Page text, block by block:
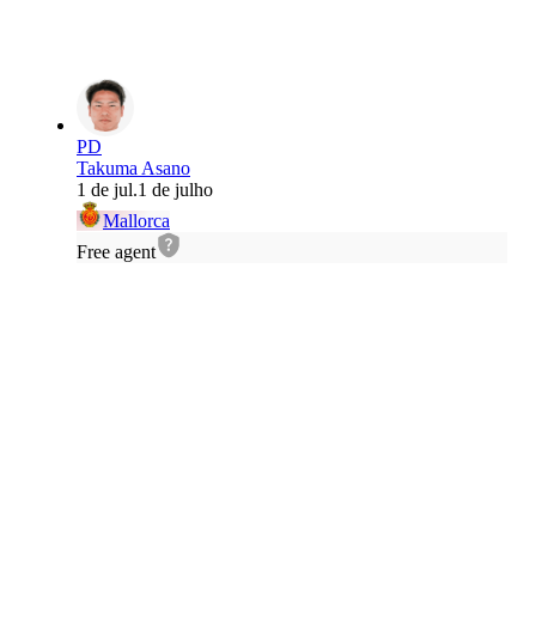
PD
Takuma Asano
1 de jul.1 de julho
Mallorca
Free agent